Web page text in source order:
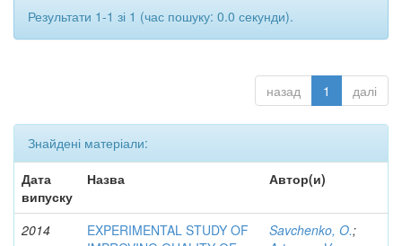
Результати 1-1 зі 1 (час пошуку: 0.0 секунди).
назад 1 далі
Знайдені матеріали:
Дата
випуску
Назва Автор(и)
2014
EXPERIMENTAL STUDY OF
Savchenko, O.;